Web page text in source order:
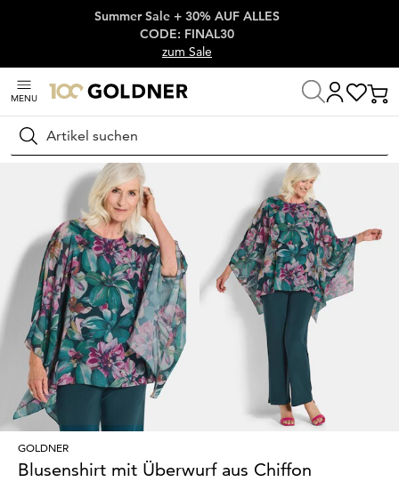
Überspringe Navigation, direkt zum Content
Summer Sale + 30% AUF ALLES
CODE: FINAL30
zum Sale
MENU
Suchen
Startseite Damenmode
GOLDNER
Blusenshirt mit Überwurf aus Chiffon